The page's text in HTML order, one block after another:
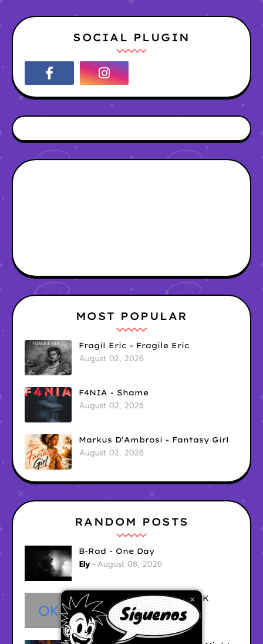
SOCIAL PLUGIN
×
MOST POPULAR
Fragil Eric - Fragile Eric
August 02, 2026
F4NIA - Shame
August 02, 2026
Markus D'Ambrosi - Fantasy Girl
August 02, 2026
RANDOM POSTS
B-Rad - One Day
Ely August 08, 2026
HIGHFIELD - Recovering OK
Ely August 08, 2026